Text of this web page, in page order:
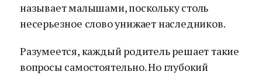
называет малышами, поскольку столь
несерьезное слово унижает наследников.
Разумеется, каждый родитель решает такие
вопросы самостоятельно. Но глубокий